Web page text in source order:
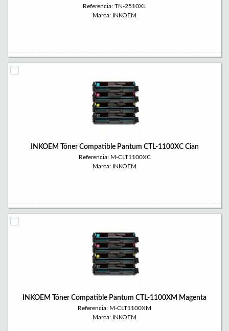
Referencia: TN-2510XL
Marca: INKOEM
INKOEM Tóner Compatible Pantum CTL-1100XC Cian
Referencia: M-CLT1100XC
Marca: INKOEM
INKOEM Tóner Compatible Pantum CTL-1100XM Magenta
Referencia: M-CLT1100XM
Marca: INKOEM